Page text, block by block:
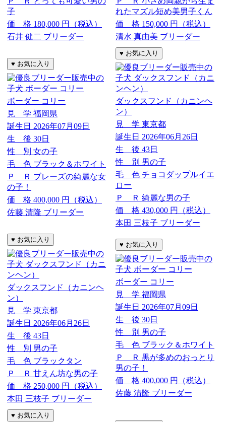
子
価 格 180,000 円（税込）
石井 健二 ブリーダー
れたマズル短め美男子くん
価 格 150,000 円（税込）
清水 真由美 ブリーダー
ボーダー コリー
見 学 福岡県
誕生日 2026年07月09日
生 後 30日
性 別 女の子
毛 色 ブラック＆ホワイト
Ｐ Ｒ ブレーズの綺麗な女
の子！
価 格 400,000 円（税込）
佐藤 清隆 ブリーダー
ダックスフンド（カニンヘ
ン）
見 学 東京都
誕生日 2026年06月26日
生 後 43日
性 別 男の子
毛 色 チョコダップルイエ
ロー
Ｐ Ｒ 綺麗な男の子
価 格 430,000 円（税込）
本田 三枝子 ブリーダー
ダックスフンド（カニンヘ
ン）
見 学 東京都
誕生日 2026年06月26日
生 後 43日
性 別 男の子
毛 色 ブラックタン
Ｐ Ｒ 甘えん坊な男の子
価 格 250,000 円（税込）
本田 三枝子 ブリーダー
ボーダー コリー
見 学 福岡県
誕生日 2026年07月09日
生 後 30日
性 別 男の子
毛 色 ブラック＆ホワイト
Ｐ Ｒ 黒が多めのおっとり
男の子！
価 格 400,000 円（税込）
佐藤 清隆 ブリーダー